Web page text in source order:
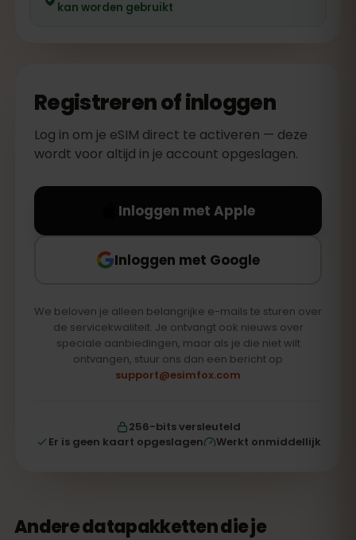
kan worden gebruikt
Registreren of inloggen
Log in om je eSIM direct te activeren — deze
wordt voor altijd in je account opgeslagen.
Inloggen met Apple
Inloggen met Google
We beloven je alleen belangrijke e-mails te sturen over
de servicekwaliteit. Je ontvangt ook nieuws over
speciale aanbiedingen, maar als je die niet wilt
ontvangen, stuur ons dan een bericht op
support@esimfox.com
256-bits versleuteld
Er is geen kaart opgeslagen
Werkt onmiddellijk
Andere datapakketten die je